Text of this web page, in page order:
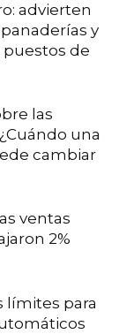
advierten
y
puestos de
las
una
cambiar
ventas
2%
límites para